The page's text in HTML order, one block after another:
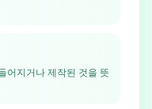
어지거나 제작된 것을 뜻